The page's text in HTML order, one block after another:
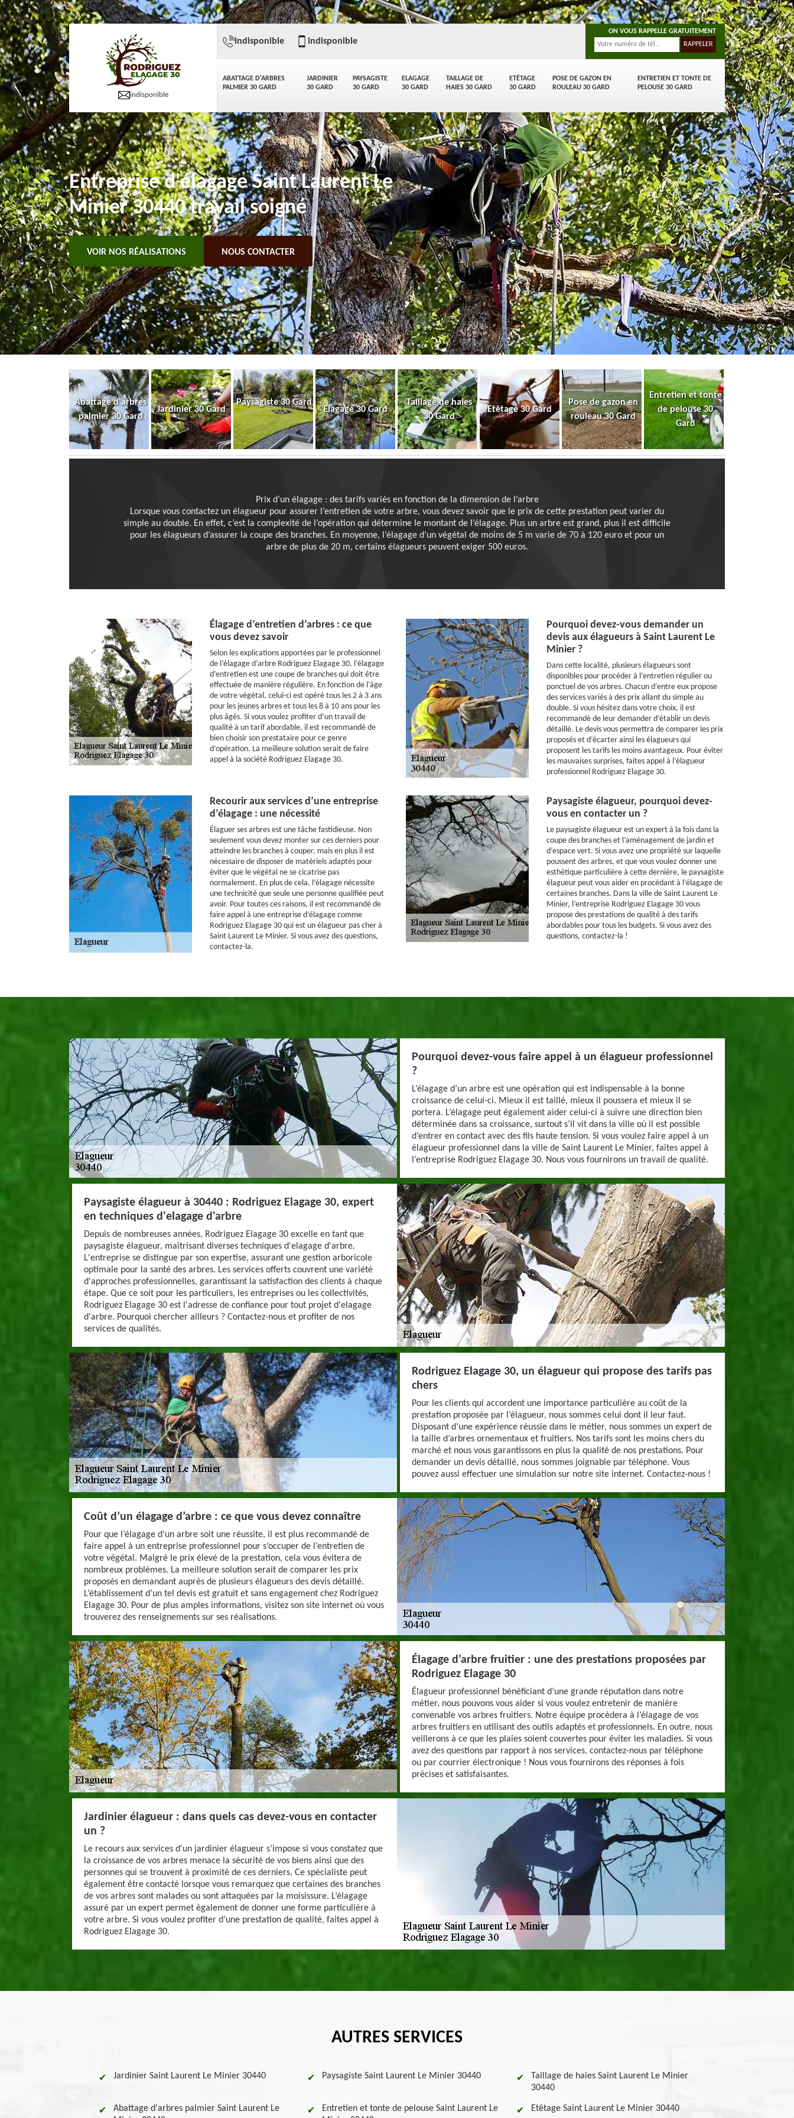
indisponible
ABATTAGE D'ARBRES
PALMIER 30 GARD
JARDINIER
30 GARD
PAYSAGISTE
30 GARD
ELAGAGE
30 GARD
TAILLAGE DE
HAIES 30 GARD
ETÊTAGE
30 GARD
POSE DE GAZON EN
ROULEAU 30 GARD
ENTRETIEN ET TONTE DE
PELOUSE 30 GARD
indisponible indisponible
ON VOUS RAPPELLE GRATUITEMENT
Entreprise d'élagage Saint Laurent Le
Minier 30440 travail soigné
VOIR NOS RÉALISATIONS NOUS CONTACTER
Abattage d'arbres
palmier 30 Gard
Jardinier 30 Gard
Paysagiste 30 Gard
Elagage 30 Gard
Taillage de haies
30 Gard
Etêtage 30 Gard
Pose de gazon en
rouleau 30 Gard
Entretien et tonte
de pelouse 30
Gard
Prix d’un élagage : des tarifs variés en fonction de la dimension de l’arbre
Lorsque vous contactez un élagueur pour assurer l’entretien de votre arbre, vous devez savoir que le prix de cette prestation peut varier du
simple au double. En effet, c’est la complexité de l’opération qui détermine le montant de l’élagage. Plus un arbre est grand, plus il est difficile
pour les élagueurs d’assurer la coupe des branches. En moyenne, l’élagage d’un végétal de moins de 5 m varie de 70 à 120 euro et pour un
arbre de plus de 20 m, certains élagueurs peuvent exiger 500 euros.
Élagage d’entretien d’arbres : ce que
vous devez savoir
Selon les explications apportées par le professionnel
de l’élagage d’arbre Rodriguez Elagage 30, l’élagage
d’entretien est une coupe de branches qui doit être
effectuée de manière régulière. En fonction de l’âge
de votre végétal, celui-ci est opéré tous les 2 à 3 ans
pour les jeunes arbres et tous les 8 à 10 ans pour les
plus âgés. Si vous voulez profiter d’un travail de
qualité à un tarif abordable, il est recommandé de
bien choisir son prestataire pour ce genre
d’opération. La meilleure solution serait de faire
appel à la société Rodriguez Elagage 30.
Pourquoi devez-vous demander un
devis aux élagueurs à Saint Laurent Le
Minier ?
Dans cette localité, plusieurs élagueurs sont
disponibles pour procéder à l’entretien régulier ou
ponctuel de vos arbres. Chacun d’entre eux propose
des services variés à des prix allant du simple au
double. Si vous hésitez dans votre choix, il est
recommandé de leur demander d’établir un devis
détaillé. Le devis vous permettra de comparer les prix
proposés et d’écarter ainsi les élagueurs qui
proposent les tarifs les moins avantageux. Pour éviter
les mauvaises surprises, faites appel à l’élagueur
professionnel Rodriguez Elagage 30.
Recourir aux services d’une entreprise
d’élagage : une nécessité
Élaguer ses arbres est une tâche fastidieuse. Non
seulement vous devez monter sur ces derniers pour
atteindre les branches à couper, mais en plus il est
nécessaire de disposer de matériels adaptés pour
éviter que le végétal ne se cicatrise pas
normalement. En plus de cela, l’élagage nécessite
une technicité que seule une personne qualifiée peut
avoir. Pour toutes ces raisons, il est recommandé de
faire appel à une entreprise d’élagage comme
Rodriguez Elagage 30 qui est un élagueur pas cher à
Saint Laurent Le Minier. Si vous avez des questions,
contactez-la.
Paysagiste élagueur, pourquoi devez-
vous en contacter un ?
Le paysagiste élagueur est un expert à la fois dans la
coupe des branches et l’aménagement de jardin et
d’espace vert. Si vous avez une propriété sur laquelle
poussent des arbres, et que vous voulez donner une
esthétique particulière à cette dernière, le paysagiste
élagueur peut vous aider en procédant à l’élagage de
certaines branches. Dans la ville de Saint Laurent Le
Minier, l’entreprise Rodriguez Elagage 30 vous
propose des prestations de qualité à des tarifs
abordables pour tous les budgets. Si vous avez des
questions, contactez-la !
Pourquoi devez-vous faire appel à un élagueur professionnel
?
L’élagage d’un arbre est une opération qui est indispensable à la bonne
croissance de celui-ci. Mieux il est taillé, mieux il poussera et mieux il se
portera. L’élagage peut également aider celui-ci à suivre une direction bien
déterminée dans sa croissance, surtout s’il vit dans la ville où il est possible
d’entrer en contact avec des fils haute tension. Si vous voulez faire appel à un
élagueur professionnel dans la ville de Saint Laurent Le Minier, faites appel à
l’entreprise Rodriguez Elagage 30. Nous vous fournirons un travail de qualité.
Paysagiste élagueur à 30440 : Rodriguez Elagage 30, expert
en techniques d'elagage d'arbre
Depuis de nombreuses années, Rodriguez Elagage 30 excelle en tant que
paysagiste élagueur, maîtrisant diverses techniques d'elagage d'arbre.
L'entreprise se distingue par son expertise, assurant une gestion arboricole
optimale pour la santé des arbres. Les services offerts couvrent une variété
d'approches professionnelles, garantissant la satisfaction des clients à chaque
étape. Que ce soit pour les particuliers, les entreprises ou les collectivités,
Rodriguez Elagage 30 est l'adresse de confiance pour tout projet d'elagage
d'arbre. Pourquoi chercher ailleurs ? Contactez-nous et profiter de nos
services de qualités.
Rodriguez Elagage 30, un élagueur qui propose des tarifs pas
chers
Pour les clients qui accordent une importance particulière au coût de la
prestation proposée par l’élagueur, nous sommes celui dont il leur faut.
Disposant d’une expérience réussie dans le métier, nous sommes un expert de
la taille d’arbres ornementaux et fruitiers. Nos tarifs sont les moins chers du
marché et nous vous garantissons en plus la qualité de nos prestations. Pour
demander un devis détaillé, nous sommes joignable par téléphone. Vous
pouvez aussi effectuer une simulation sur notre site internet. Contactez-nous !
Coût d’un élagage d’arbre : ce que vous devez connaître
Pour que l’élagage d’un arbre soit une réussite, il est plus recommandé de
faire appel à un entreprise professionnel pour s’occuper de l’entretien de
votre végétal. Malgré le prix élevé de la prestation, cela vous évitera de
nombreux problèmes. La meilleure solution serait de comparer les prix
proposés en demandant auprès de plusieurs élagueurs des devis détaillé.
L’établissement d’un tel devis est gratuit et sans engagement chez Rodriguez
Elagage 30. Pour de plus amples informations, visitez son site internet où vous
trouverez des renseignements sur ses réalisations.
Élagage d’arbre fruitier : une des prestations proposées par
Rodriguez Elagage 30
Élagueur professionnel bénéficiant d’une grande réputation dans notre
métier, nous pouvons vous aider si vous voulez entretenir de manière
convenable vos arbres fruitiers. Notre équipe procèdera à l’élagage de vos
arbres fruitiers en utilisant des outils adaptés et professionnels. En outre, nous
veillerons à ce que les plaies soient couvertes pour éviter les maladies. Si vous
avez des questions par rapport à nos services, contactez-nous par téléphone
ou par courrier électronique ! Nous vous fournirons des réponses à fois
précises et satisfaisantes.
Jardinier élagueur : dans quels cas devez-vous en contacter
un ?
Le recours aux services d’un jardinier élagueur s’impose si vous constatez que
la croissance de vos arbres menace la sécurité de vos biens ainsi que des
personnes qui se trouvent à proximité de ces derniers. Ce spécialiste peut
également être contacté lorsque vous remarquez que certaines des branches
de vos arbres sont malades ou sont attaquées par la moisissure. L’élagage
assuré par un expert permet également de donner une forme particulière à
votre arbre. Si vous voulez profiter d’une prestation de qualité, faites appel à
Rodriguez Elagage 30.
AUTRES SERVICES
Jardinier Saint Laurent Le Minier 30440 Paysagiste Saint Laurent Le Minier 30440
Taillage de haies Saint Laurent Le Minier
30440
Abattage d'arbres palmier Saint Laurent Le
Entretien et tonte de pelouse Saint Laurent Le
Etêtage Saint Laurent Le Minier 30440